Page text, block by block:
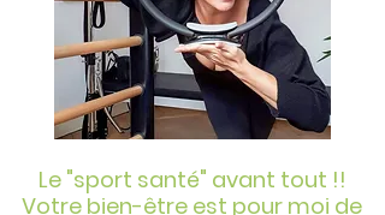
Le "sport santé" avant tout !!
Votre bien-être est pour moi de